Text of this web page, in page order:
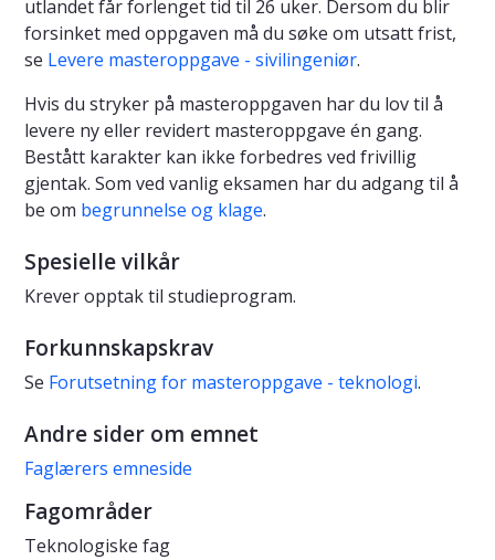
utlandet får forlenget tid til 26 uker. Dersom du blir
forsinket med oppgaven må du søke om utsatt frist,
se Levere masteroppgave - sivilingeniør.
Hvis du stryker på masteroppgaven har du lov til å
levere ny eller revidert masteroppgave én gang.
Bestått karakter kan ikke forbedres ved frivillig
gjentak. Som ved vanlig eksamen har du adgang til å
be om begrunnelse og klage.
Spesielle vilkår
Krever opptak til studieprogram.
Forkunnskapskrav
Se Forutsetning for masteroppgave - teknologi.
Andre sider om emnet
Faglærers emneside
Fagområder
Teknologiske fag